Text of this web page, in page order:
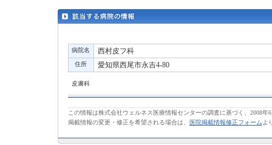
病院名 西村皮フ科
住所 愛知県西尾市永吉4-80
皮膚科
この情報は株式会社ウェルネス医療情報センターの調査に基づく、2008年
掲載情報の変更・修正を希望される場合は、
医院掲載情報修正フォーム よ